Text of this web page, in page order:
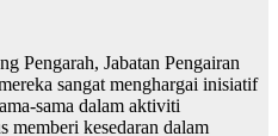
Pengarah, Jabatan Pengairan
sangat menghargai inisiatif
sama dalam aktiviti
memberi kesedaran dalam